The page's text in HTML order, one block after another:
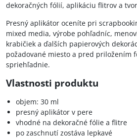
dekoračných fólií, aplikáciu flitrov a
Presný aplikátor oceníte pri
mixed media, výrobe pohľadníc,
krabičiek a ďalších papierových
požadované miesto a pred priložením
spriehľadnie.
Vlastnosti produktu
objem: 30 ml
presný aplikátor v pere
vhodné na dekoračné fólie a flitre
po zaschnutí zostáva lepkavé